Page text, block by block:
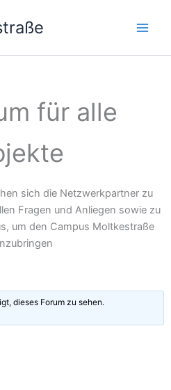
für alle
sich die Netzwerkpartner zu
Fragen und Anliegen sowie zu
um den Campus Moltkestraße
dieses Forum zu sehen.